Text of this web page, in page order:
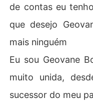
de contas eu
que desejo
mais ninguém
Eu sou Geovane
muito unida,
sucessor do meu